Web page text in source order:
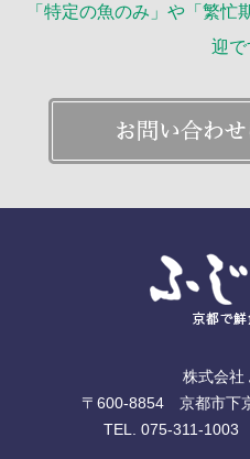
「特定の魚のみ」や「繁
迎で
株式会社
〒600-8854 京都市下
TEL. 075-311-1003